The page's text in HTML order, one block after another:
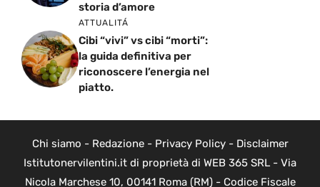
storia d’amore
ATTUALITÁ
Cibi “vivi” vs cibi “morti”:
la guida definitiva per
riconoscere l’energia nel
piatto.
Chi siamo - Redazione- Privacy Policy- Disclaimer
Istitutonervilentini.it di proprietà di WEB 365 SRL - Via
Nicola Marchese 10, 00141 Roma (RM) - Codice Fiscale